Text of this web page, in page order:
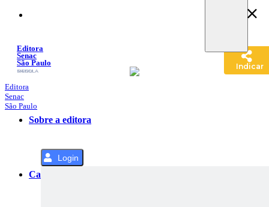
Conteúdo
Editora
Senac
São Paulo
SACOLA
MENU
Editora
Senac
São Paulo
Sobre a editora
Categorias
Login
Indicar